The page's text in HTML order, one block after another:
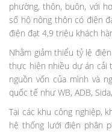
phường, thôn, buôn, với
số hộ nông thôn có điện
điện đạt 4,9 triệu khách
Nhằm giảm thiểu tỷ lệ
thực hiện nhiều dự án cải
nguồn vốn của mình và
quốc tế như WB, ADB,
Tại các khu công nghiệp,
hệ thống lưới điện phân